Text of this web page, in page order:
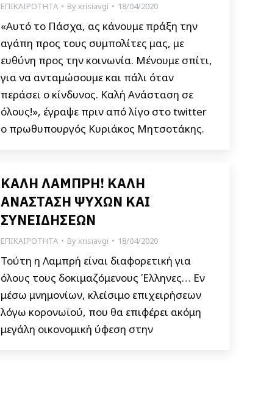
ΕΠΙΚΑΙΡΟΤΗΤΑ Byxrisiavgi 18/04/2020
«Αυτό το Πάσχα, ας κάνουμε πράξη την
αγάπη προς τους συμπολίτες μας, με
ευθύνη προς την κοινωνία. Μένουμε σπίτι,
για να ανταμώσουμε και πάλι όταν
περάσει ο κίνδυνος. Καλή Ανάσταση σε
όλους!», έγραψε πριν από λίγο στο twitter
ο πρωθυπουργός Κυριάκος Μητσοτάκης.
ΚΑΛΗ ΛΑΜΠΡΗ! ΚΑΛΗ
ΑΝΑΣΤΑΣΗ ΨΥΧΩΝ ΚΑΙ
ΣΥΝΕΙΔΗΣΕΩΝ
ΕΠΙΚΑΙΡΟΤΗΤΑ Byxrisiavgi 18/04/2020
Τούτη η Λαμπρή είναι διαφορετική για
όλους τους δοκιμαζόμενους Έλληνες… Εν
μέσω μνημονίων, κλείσιμο επιχειρήσεων
λόγω κορονωϊού, που θα επιφέρει ακόμη
μεγάλη οικονομική ύφεση στην